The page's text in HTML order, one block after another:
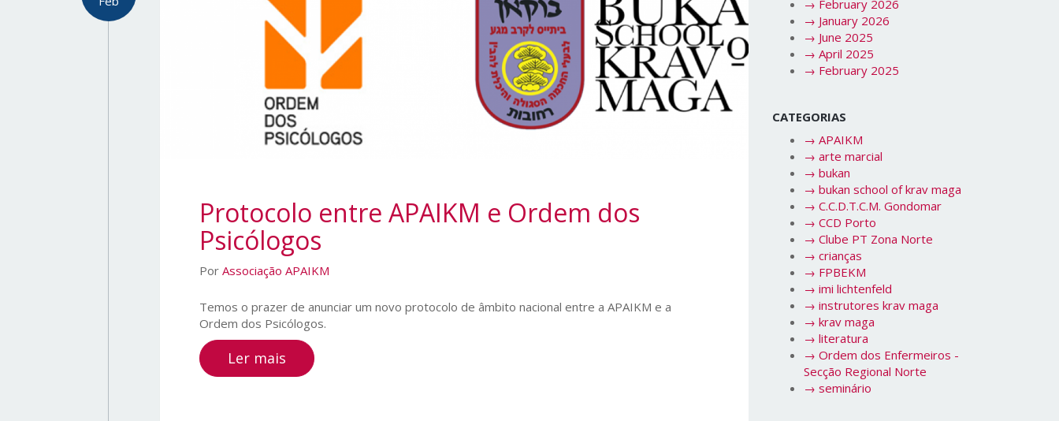
Protocolo entre APAIKM e Ordem dos
Psicólogos
Por Associação APAIKM
Temos o prazer de anunciar um novo protocolo de âmbito nacional entre a APAIKM e a
Ordem dos Psicólogos.
Ler mais
→ February 2026
→ January 2026
→ June 2025
→ April 2025
→ February 2025
CATEGORIAS
→ APAIKM
→ arte marcial
→ bukan
→ bukan school of krav maga
→ C.C.D.T.C.M. Gondomar
→ CCD Porto
→ Clube PT Zona Norte
→ crianças
→ FPBEKM
→ imi lichtenfeld
→ instrutores krav maga
→ krav maga
→ literatura
→ Ordem dos Enfermeiros -
Secção Regional Norte
→ seminário